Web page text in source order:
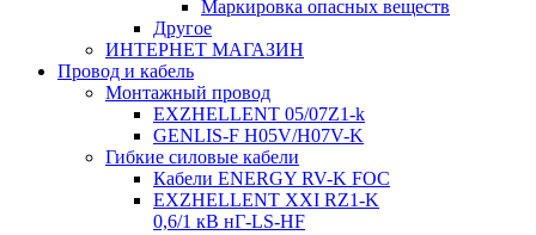
Маркировка опасных веществ
Другое
ИНТЕРНЕТ МАГАЗИН
Провод и кабель
Монтажный провод
EXZHELLENT 05/07Z1-k
GENLIS-F Н05V/H07V-K
Гибкие силовые кабели
Кабели ENERGY RV-K FOC
EXZHELLENT XXI RZ1-K
0,6/1 кВ нГ-LS-HF